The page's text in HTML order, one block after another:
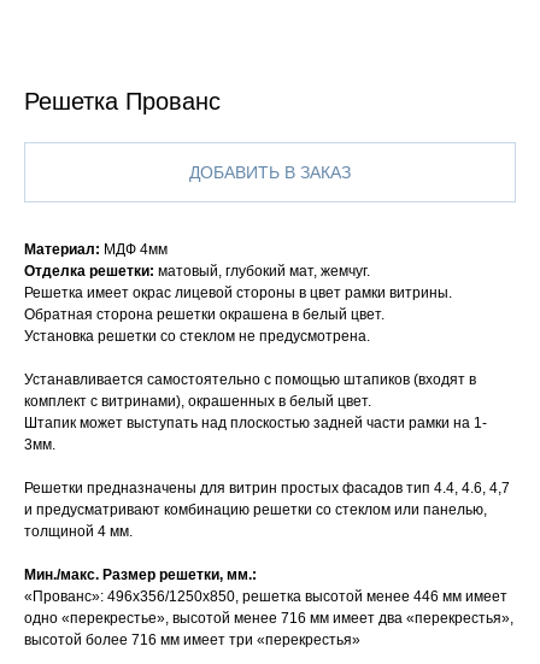
Решетка Прованс
ДОБАВИТЬ В ЗАКАЗ
Материал: МДФ 4мм
Отделка решетки: матовый, глубокий мат, жемчуг.
Решетка имеет окрас лицевой стороны в цвет рамки витрины.
Обратная сторона решетки окрашена в белый цвет.
Установка решетки со стеклом не предусмотрена.
Устанавливается самостоятельно с помощью штапиков (входят в
комплект с витринами), окрашенных в белый цвет.
Штапик может выступать над плоскостью задней части рамки на 1-
3мм.
Решетки предназначены для витрин простых фасадов тип 4.4, 4.6, 4,7
и предусматривают комбинацию решетки со стеклом или панелью,
толщиной 4 мм.
Мин./макс. Размер решетки, мм.:
«Прованс»: 496х356/1250х850, решетка высотой менее 446 мм имеет
одно «перекрестье», высотой менее 716 мм имеет два «перекрестья»,
высотой более 716 мм имеет три «перекрестья»